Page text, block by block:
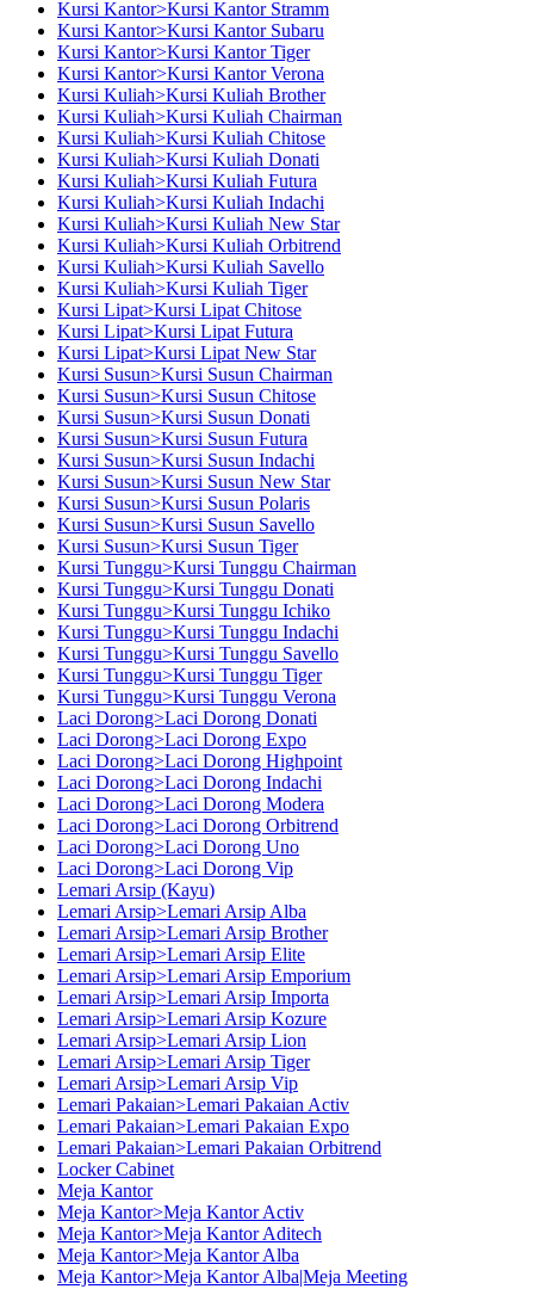
Kursi Kantor>Kursi Kantor Stramm
Kursi Kantor>Kursi Kantor Subaru
Kursi Kantor>Kursi Kantor Tiger
Kursi Kantor>Kursi Kantor Verona
Kursi Kuliah>Kursi Kuliah Brother
Kursi Kuliah>Kursi Kuliah Chairman
Kursi Kuliah>Kursi Kuliah Chitose
Kursi Kuliah>Kursi Kuliah Donati
Kursi Kuliah>Kursi Kuliah Futura
Kursi Kuliah>Kursi Kuliah Indachi
Kursi Kuliah>Kursi Kuliah New Star
Kursi Kuliah>Kursi Kuliah Orbitrend
Kursi Kuliah>Kursi Kuliah Savello
Kursi Kuliah>Kursi Kuliah Tiger
Kursi Lipat>Kursi Lipat Chitose
Kursi Lipat>Kursi Lipat Futura
Kursi Lipat>Kursi Lipat New Star
Kursi Susun>Kursi Susun Chairman
Kursi Susun>Kursi Susun Chitose
Kursi Susun>Kursi Susun Donati
Kursi Susun>Kursi Susun Futura
Kursi Susun>Kursi Susun Indachi
Kursi Susun>Kursi Susun New Star
Kursi Susun>Kursi Susun Polaris
Kursi Susun>Kursi Susun Savello
Kursi Susun>Kursi Susun Tiger
Kursi Tunggu>Kursi Tunggu Chairman
Kursi Tunggu>Kursi Tunggu Donati
Kursi Tunggu>Kursi Tunggu Ichiko
Kursi Tunggu>Kursi Tunggu Indachi
Kursi Tunggu>Kursi Tunggu Savello
Kursi Tunggu>Kursi Tunggu Tiger
Kursi Tunggu>Kursi Tunggu Verona
Laci Dorong>Laci Dorong Donati
Laci Dorong>Laci Dorong Expo
Laci Dorong>Laci Dorong Highpoint
Laci Dorong>Laci Dorong Indachi
Laci Dorong>Laci Dorong Modera
Laci Dorong>Laci Dorong Orbitrend
Laci Dorong>Laci Dorong Uno
Laci Dorong>Laci Dorong Vip
Lemari Arsip (Kayu)
Lemari Arsip>Lemari Arsip Alba
Lemari Arsip>Lemari Arsip Brother
Lemari Arsip>Lemari Arsip Elite
Lemari Arsip>Lemari Arsip Emporium
Lemari Arsip>Lemari Arsip Importa
Lemari Arsip>Lemari Arsip Kozure
Lemari Arsip>Lemari Arsip Lion
Lemari Arsip>Lemari Arsip Tiger
Lemari Arsip>Lemari Arsip Vip
Lemari Pakaian>Lemari Pakaian Activ
Lemari Pakaian>Lemari Pakaian Expo
Lemari Pakaian>Lemari Pakaian Orbitrend
Locker Cabinet
Meja Kantor
Meja Kantor>Meja Kantor Activ
Meja Kantor>Meja Kantor Aditech
Meja Kantor>Meja Kantor Alba
Meja Kantor>Meja Kantor Alba|Meja Meeting